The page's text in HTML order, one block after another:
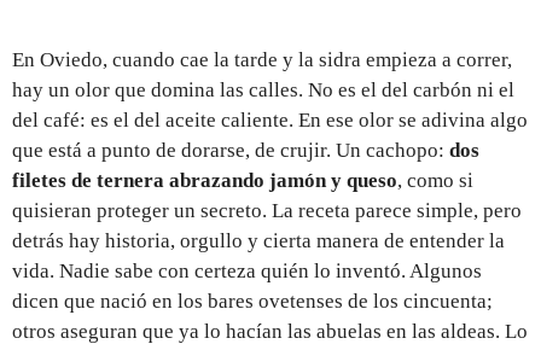
En Oviedo, cuando cae la tarde y la sidra empieza a correr,
hay un olor que domina las calles. No es el del carbón ni el
del café: es el del aceite caliente. En ese olor se adivina algo
que está a punto de dorarse, de crujir. Un cachopo: dos
filetes de ternera abrazando jamón y queso, como si
quisieran proteger un secreto. La receta parece simple, pero
detrás hay historia, orgullo y cierta manera de entender la
vida. Nadie sabe con certeza quién lo inventó. Algunos
dicen que nació en los bares ovetenses de los cincuenta;
otros aseguran que ya lo hacían las abuelas en las aldeas. Lo